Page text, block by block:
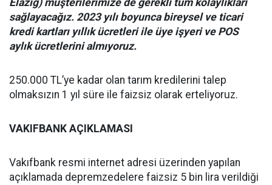
Elazığ) müşterilerimize de gerekli tüm kolaylıkları
sağlayacağız. 2023 yılı boyunca bireysel ve ticari
kredi kartları yıllık ücretleri ile üye işyeri ve POS
aylık ücretlerini almıyoruz.
250.000 TL’ye kadar olan tarım kredilerini talep
olmaksızın 1 yıl süre ile faizsiz olarak erteliyoruz.
VAKIFBANK AÇIKLAMASI
Vakıfbank resmi internet adresi üzerinden yapılan
açıklamada depremzedelere faizsiz 5 bin lira verildiği